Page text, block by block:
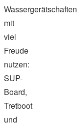
Wassergerätschaften
mit
viel
Freude
nutzen:
SUP-
Board,
Tretboot
und